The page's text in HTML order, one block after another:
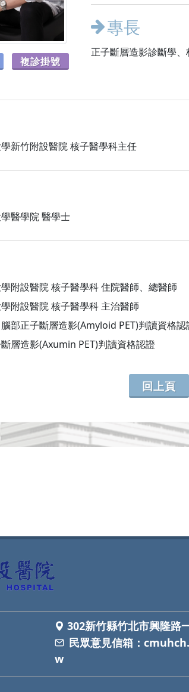
複診掛號
專長
正子斷層造影診斷學
新竹附設醫院 核子醫學科主任
醫學院 醫學士
附設醫院 核子醫學科 住院醫師、總醫師
附設醫院 核子醫學科 主治醫師
部正子斷層造影(Amyloid PET)判讀資格認
層造影(Axumin PET)判讀資格認證
回上頁
302新竹縣竹北市興隆路
民眾意見信箱：
w